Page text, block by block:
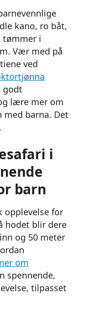
kano, ro båt,
tømmer i
Vær med på
ved
godt
lære mer om
med barna. Det
i
barn
opplevelse for
hodet blir dere
og 50 meter
om
spennende,
tilpasset